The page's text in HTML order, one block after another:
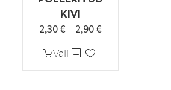
KIVI
2,30€ – 2,90€Hinnavahemik:
2,90 €
Vali Sellel
tootel